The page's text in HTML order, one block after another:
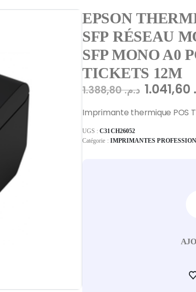
EPSON
SFP RÉSEAU
SFP MONO A0
TICKETS 12M
د.م.1.388,80
Imprimante thermique POS
UGS :C31CH26052
Catégorie : IMPRIMANTES